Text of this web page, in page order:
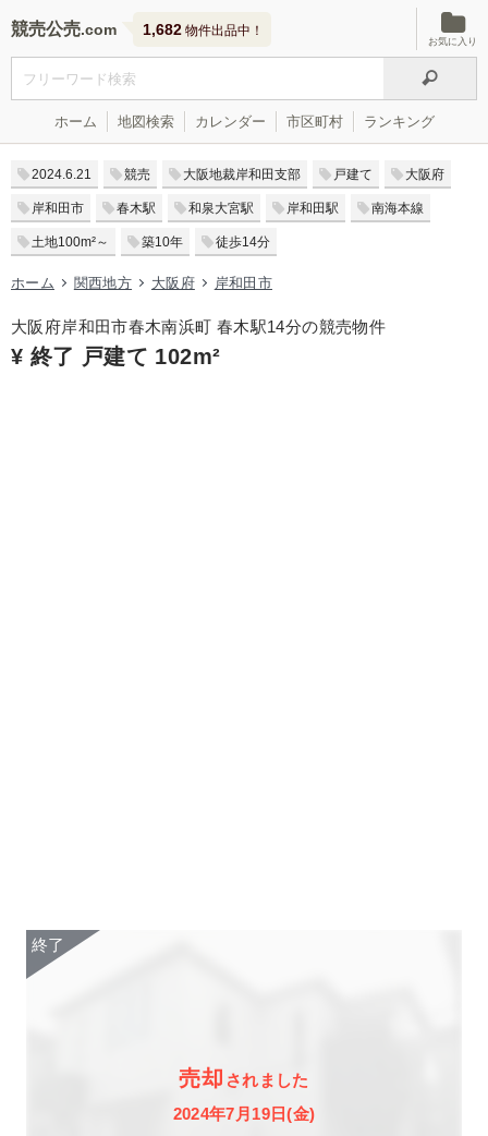
競売公売 1,682 物件出品中！
お気に入り
ホーム 地図検索 カレンダー 市区町村 ランキング
2024.6.21 競売 大阪地裁岸和田支部 戸建て 大阪府
岸和田市 春木駅 和泉大宮駅 岸和田駅 南海本線
土地100m²～ 築10年 徒歩14分
ホーム 関西地方 大阪府 岸和田市
大阪府岸和田市春木南浜町 春木駅14分の競売物件
¥ 終了 戸建て 102m²
売却 されました
2024年7月19日(金)